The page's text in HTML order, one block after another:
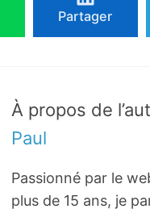
Partager
À propos de
Paul
Passionné par le
plus de 15 ans, je